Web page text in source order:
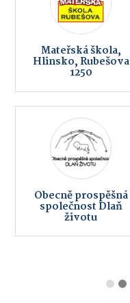
Mateřská škola,
Hlinsko, Rubešova
1250
Obecně prospěšná
společnost Dlaň
životu